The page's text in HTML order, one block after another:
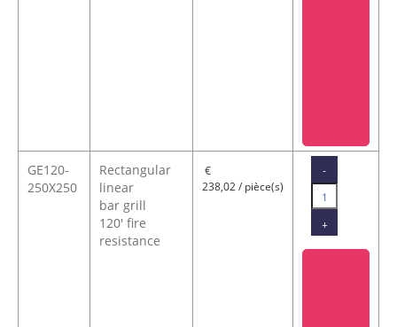
GE120-
250X250
Rectangular
linear
bar grill
120' fire
resistance
238,02 / pièce(s)